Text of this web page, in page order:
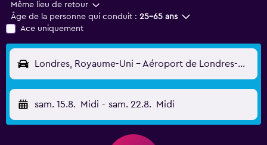
Même lieu de retour
Âge de la personne qui conduit : 25-65 ans
Ace uniquement
Londres, Royaume-Uni - Aéroport de Londres-Gatwick (LGW)
sam. 15.8. Midi - sam. 22.8. Midi